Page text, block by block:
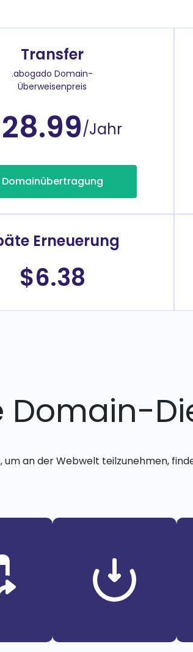
Transfer
.abogado Domain-
Überweisenpreis
/Jahr
Domainübertragung
Erneuerung
$6.38
Domain-
um an der Webwelt teilzunehmen,